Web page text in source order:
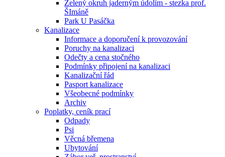
Zelený okruh jaderným údolím - stezka prof.
ŠImáně
Park U Pasáčka
Kanalizace
Informace a doporučení k provozování
Poruchy na kanalizaci
Odečty a cena stočného
Podmínky připojení na kanalizaci
Kanalizační řád
Pasport kanalizace
Všeobecné podmínky
Archiv
Poplatky, ceník prací
Odpady
Psi
Věcná břemena
Ubytování